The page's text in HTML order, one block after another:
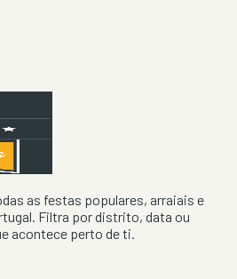
as festas populares, arraiais e
Filtra por distrito, data ou
acontece perto de ti.